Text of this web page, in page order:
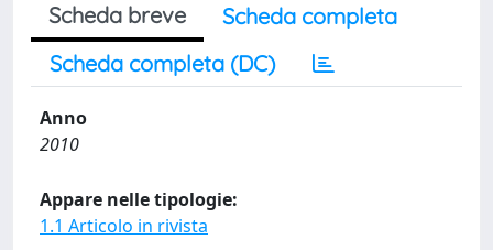
Scheda breve
Scheda completa
Scheda completa (DC)
Anno
2010
Appare nelle tipologie:
1.1 Articolo in rivista